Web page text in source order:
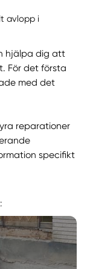
avlopp i
hjälpa dig att
För det första
med det
reparationer
specifikt